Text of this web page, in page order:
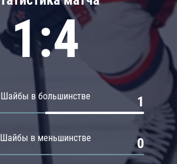
1:4
Шайбы в большинстве 1
Шайбы в меньшинстве 0